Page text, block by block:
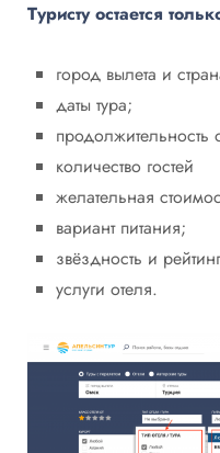
Туристу остается
город вылета и
даты тура;
продолжительность
количество гостей
желательная
вариант питания;
звёздность и
услуги отеля.